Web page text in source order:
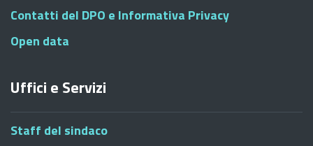
Contatti del DPO e Informativa Privacy
Open data
Uffici e Servizi
Staff del sindaco